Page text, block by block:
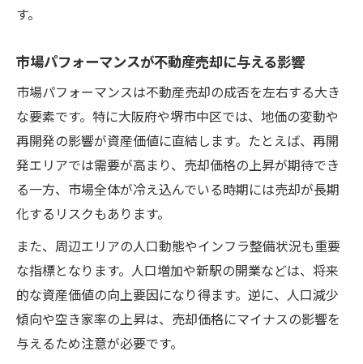
方
不動産売却タイミングを決める指標とは
市場データが示す地価変動と売却判断
戦略的な不動産売却を目指すなら分析力が鍵
不動産売却成功のための分析力向上術
戦略立案に必要なデータ活用のポイント
分析力を高める不動産売却の勉強法
堺市中区における分析型売却戦略の実践
不動産売却で差がつく分析スキルの磨き方
再開発を切り口に資産価値の将来性を探る
不動産売却で注目される再開発の影響とは
す。
市場パフォーマンスが不動産売却に与える影響
市場パフォーマンスは不動産売却の成否を左右する大き
な要素です。特に大阪府や堺市中区では、地価の変動や
再開発の影響が資産価値に直結します。たとえば、再開
発エリアでは需要が高まり、売却価格の上昇が期待でき
る一方、市場全体が冷え込んでいる時期には売却が長期
化するリスクもあります。
また、周辺エリアの人口動態やインフラ整備状況も重要
な指標となります。人口増加や新駅の開業などは、将来
的な資産価値の向上要因になり得ます。逆に、人口減少
傾向や空き家率の上昇は、売却価格にマイナスの影響を
与えるため注意が必要です。